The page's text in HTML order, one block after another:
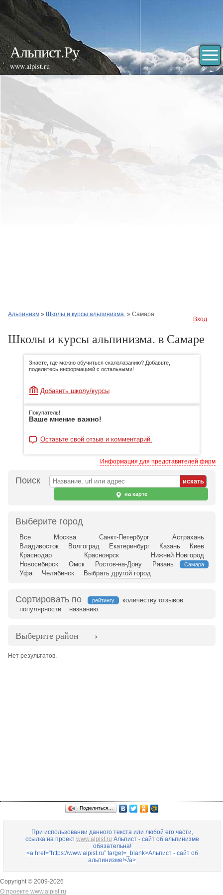
Альпист.Ру
www.alpist.ru
Альпинизм » Школы и курсы альпинизма. » Самара
Вход
Школы и курсы альпинизма. в Самаре
Знаете, где можно обучиться скалолазанию? Добавьте,
поделитесь информацией с остальными!
Добавить школу/курсы
Покупатель!
Ваше мнение важно!
Оставьте свой отзыв и комментарий.
Информация для представителей фирм
Поиск
на карте
Выберите город
Все Москва Санкт-Петербург
Астрахань
Владивосток
Волгоград Екатеринбург Казань
Киев
Краснодар
Красноярск
Нижний Новгород
Новосибирск
Омск Ростов-на-Дону Рязань Самара
Уфа Челябинск Выбрать другой город
Сортировать по рейтингу
количеству отзывов
популярности
названию
Выберите район
Нет результатов.
Поделиться…
При использовании данного текста или любой его части,
ссылка на проект www.alpist.ru Альпист - сайт об альпинизме
обязательна!
<a href=”https://www.alpist.ru” target=_blank>Альпист - сайт об
альпинизме!</a>
Copyright © 2009-2026
О проекте www.alpist.ru